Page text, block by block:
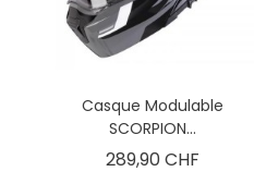
le dossier complet sur la
technologie qui a changé la
Casque Modulable
SCORPION...
289,90 CHFPrix